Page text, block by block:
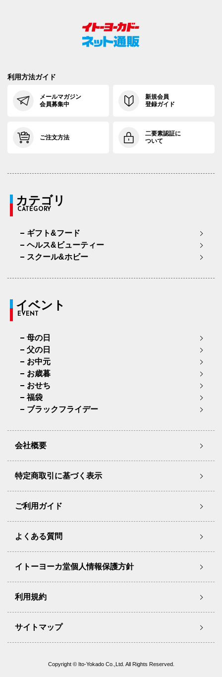
利用方法ガイド
メールマガジン
会員募集中
新規会員
登録ガイド
ご注文方法
二要素認証に
ついて
カテゴリ
CATEGORY
ギフト&フード
ヘルス&ビューティー
スクール&ホビー
イベント
EVENT
母の日
父の日
お中元
お歳暮
おせち
福袋
ブラックフライデー
会社概要
特定商取引に基づく表示
ご利用ガイド
よくある質問
イトーヨーカ堂個人情報保護方針
利用規約
サイトマップ
Copyright © Ito-Yokado Co.,Ltd. All Rights Reserved.